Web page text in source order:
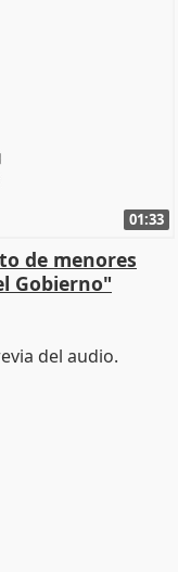
01:33
de menores
Gobierno"